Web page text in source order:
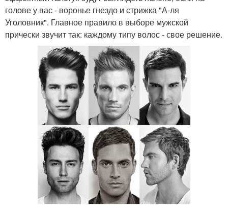
голове у вас - воронье гнездо и стрижка "А-ля
Уголовник". Главное правило в выборе мужской
прически звучит так: каждому типу волос - свое решение.